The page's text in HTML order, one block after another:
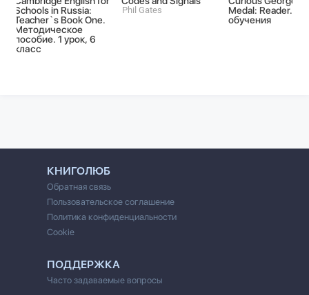
Schools in Russia:
Teacher`s Book One.
Методическое
пособие. 1 урок, 6
класс
Phil Gates
Medal: Reader. 3
обучения
КНИГОЛЮБ
Обратная связь
Пользовательское соглашение
Политика конфиденциальности
Cookie
ПОДДЕРЖКА
Часто задаваемые вопросы